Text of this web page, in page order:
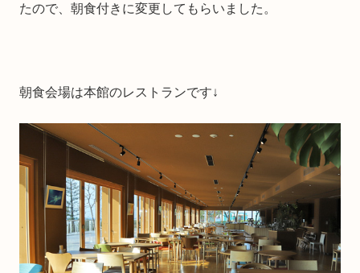
たので、朝食付きに変更してもらいました。
朝食会場は本館のレストランです↓